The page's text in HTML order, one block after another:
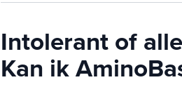
Intolerant of
Kan ik